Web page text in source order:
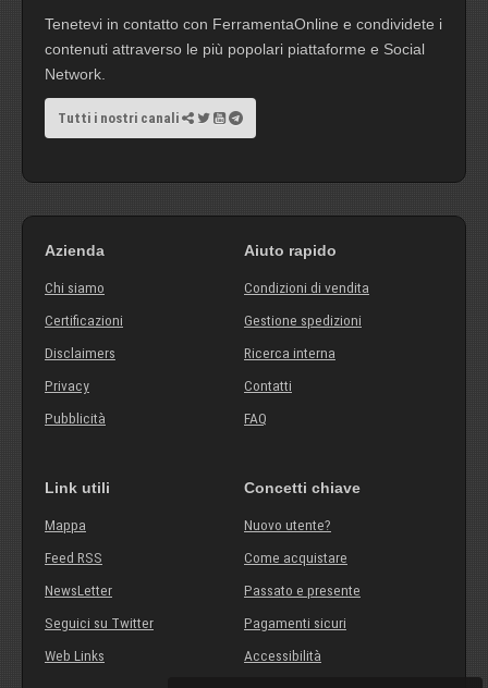
Tenetevi in contatto con FerramentaOnline e condividete i
contenuti attraverso le più popolari piattaforme e Social
Network.
Tutti i nostri canali
Azienda
Chi siamo
Certificazioni
Disclaimers
Privacy
Pubblicità
Aiuto rapido
Condizioni di vendita
Gestione spedizioni
Ricerca interna
Contatti
FAQ
Link utili
Mappa
Feed RSS
NewsLetter
Seguici su Twitter
Web Links
Concetti chiave
Nuovo utente?
Come acquistare
Passato e presente
Pagamenti sicuri
Accessibilità